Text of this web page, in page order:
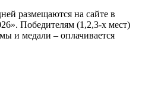
размещаются на сайте в
Победителям (1,2,3-х мест)
и медали – оплачивается